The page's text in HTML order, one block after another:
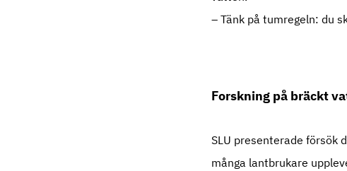
– Tänk på tumregeln: du
Forskning på bräckt
SLU presenterade försök
många lantbrukare